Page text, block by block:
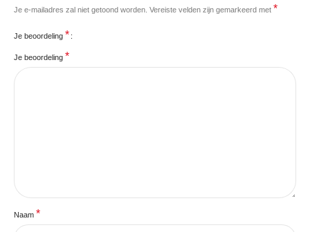
Je e-mailadres zal niet getoond worden. Vereiste velden zijn gemarkeerd met *
Je beoordeling *
Je beoordeling *
Naam *